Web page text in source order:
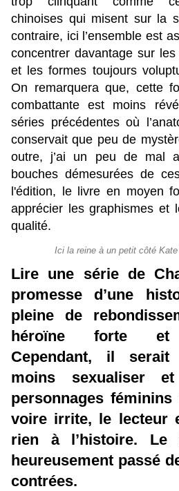
chinoises qui misent sur la
contraire, ici l’ensemble est
concentrer davantage sur
et les formes toujours
On remarquera que, cette
combattante est moins
séries précédentes où
conservait que peu de
outre, j’ai un peu de mal
bouches démesurées de
l'édition, le livre en moyen
apprécier les graphismes et
qualité.
Ici la reine à un petit côté
Lire une série de
promesse d’une
pleine de
héroïne forte et
Cependant, il serait
moins sexualiser
personnages
voire irrite, le lecteur
rien à l’histoire. Le
heureusement passé
contrées.